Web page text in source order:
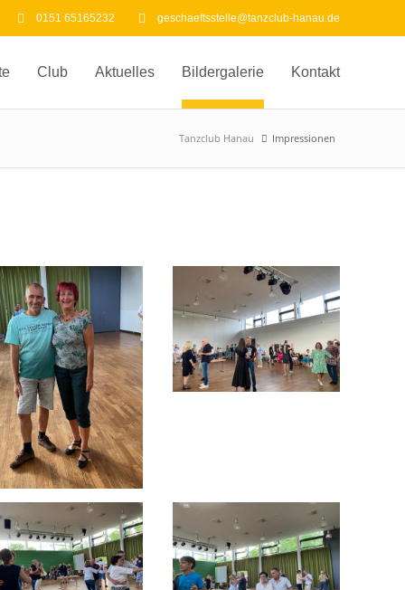
0151 65165232 geschaeftsstelle@tanzclub-hanau.de
Club Aktuelles Bildergalerie Kontakt
Tanzclub Hanau Impressionen